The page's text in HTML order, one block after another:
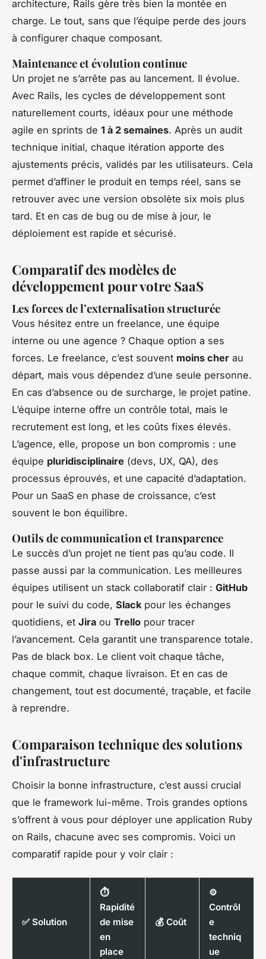
architecture, Rails gère très bien la montée en
charge. Le tout, sans que l’équipe perde des jours
à configurer chaque composant.
Maintenance et évolution continue
Un projet ne s’arrête pas au lancement. Il évolue.
Avec Rails, les cycles de développement sont
naturellement courts, idéaux pour une méthode
agile en sprints de 1 à 2 semaines. Après un audit
technique initial, chaque itération apporte des
ajustements précis, validés par les utilisateurs. Cela
permet d’affiner le produit en temps réel, sans se
retrouver avec une version obsolète six mois plus
tard. Et en cas de bug ou de mise à jour, le
déploiement est rapide et sécurisé.
Comparatif des modèles de
développement pour votre SaaS
Les forces de l’externalisation structurée
Vous hésitez entre un freelance, une équipe
interne ou une agence ? Chaque option a ses
forces. Le freelance, c’est souvent moins cher au
départ, mais vous dépendez d’une seule personne.
En cas d’absence ou de surcharge, le projet patine.
L’équipe interne offre un contrôle total, mais le
recrutement est long, et les coûts fixes élevés.
L’agence, elle, propose un bon compromis : une
équipe pluridisciplinaire (devs, UX, QA), des
processus éprouvés, et une capacité d’adaptation.
Pour un SaaS en phase de croissance, c’est
souvent le bon équilibre.
Outils de communication et transparence
Le succès d’un projet ne tient pas qu’au code. Il
passe aussi par la communication. Les meilleures
équipes utilisent un stack collaboratif clair : GitHub
pour le suivi du code, Slack pour les échanges
quotidiens, et Jira ou Trello pour tracer
l’avancement. Cela garantit une transparence totale.
Pas de black box. Le client voit chaque tâche,
chaque commit, chaque livraison. Et en cas de
changement, tout est documenté, traçable, et facile
à reprendre.
Comparaison technique des solutions
d'infrastructure
Choisir la bonne infrastructure, c’est aussi crucial
que le framework lui-même. Trois grandes options
s’offrent à vous pour déployer une application Ruby
on Rails, chacune avec ses compromis. Voici un
comparatif rapide pour y voir clair :
✅ Solution
⏱
Rapidité
de mise
en
place
💰 Coût
⚙️
Contrôl
e
techniq
ue